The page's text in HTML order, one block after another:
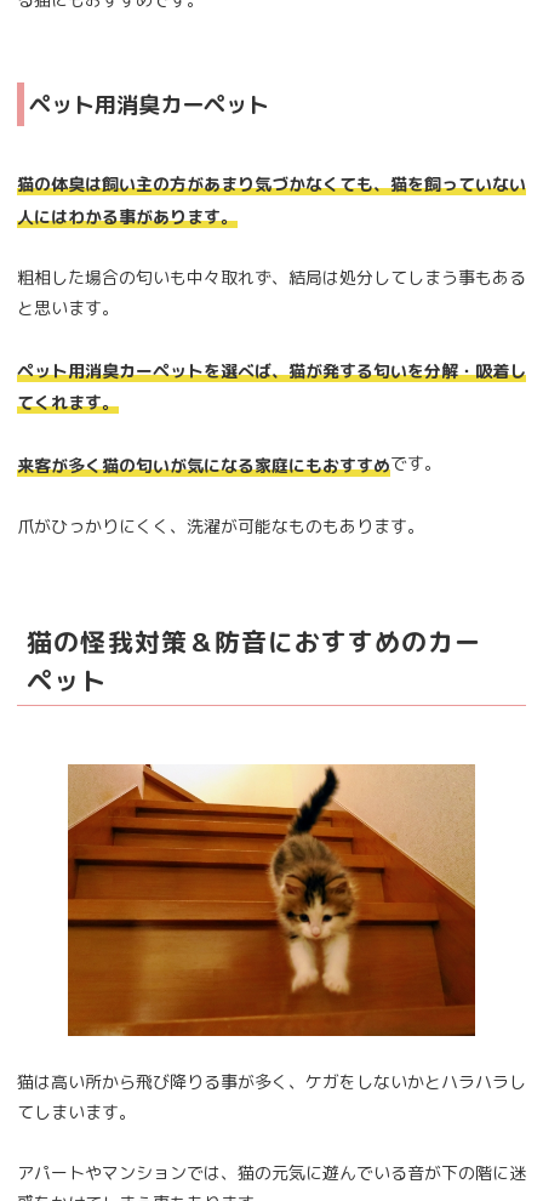
ペット用消臭カーペット
猫の体臭は飼い主の方があまり気づかなくても、猫を飼っていない
人にはわかる事があります。
粗相した場合の匂いも中々取れず、結局は処分してしまう事もある
と思います。
ペット用消臭カーペットを選べば、猫が発する匂いを分解・吸着し
てくれます。
来客が多く猫の匂いが気になる家庭にもおすすめです。
爪がひっかりにくく、洗濯が可能なものもあります。
猫の怪我対策＆防音におすすめのカー
ペット
猫は高い所から飛び降りる事が多く、ケガをしないかとハラハラし
てしまいます。
アパートやマンションでは、猫の元気に遊んでいる音が下の階に迷